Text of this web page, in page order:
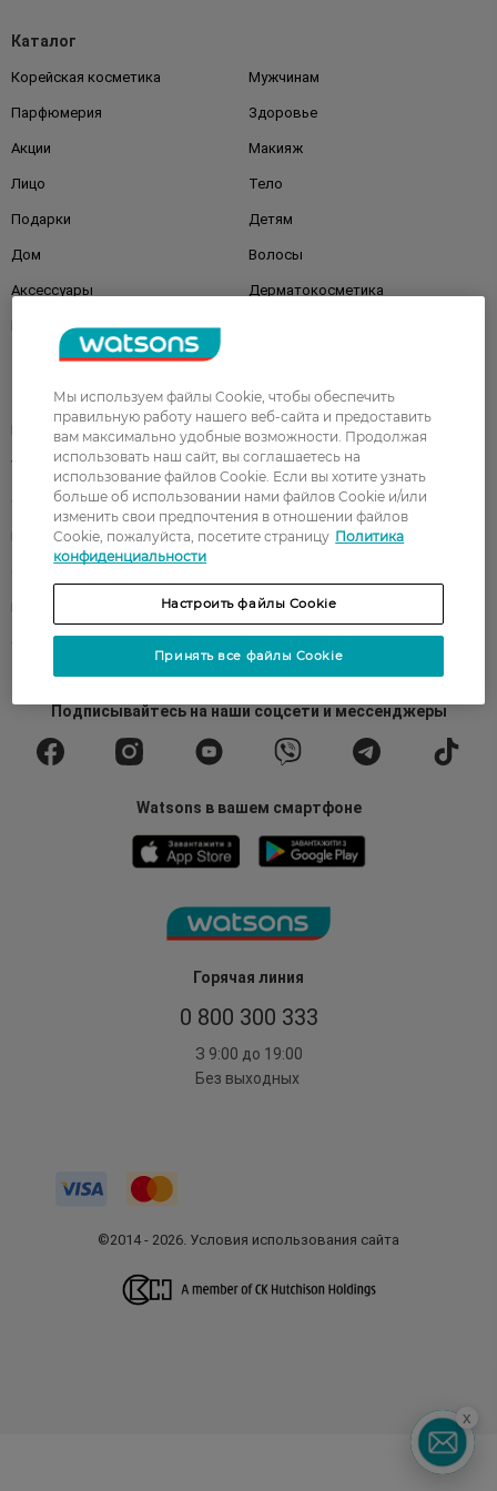
Горячая линия
0 800 300 333
З 9:00 до 19:00
Без выходных
Каталог
Корейская косметика Мужчинам
Парфюмерия Здоровье
Акции Макияж
Лицо Тело
Подарки Детям
Дом Волосы
Аксессуары Дерматокосметика
Клиентам
Правила и условия Магазины
Watsons Club Подарочные сертификаты
О Watsons Карьера в Watsons
Контакты Блог
Политика конфиденциальности Публичная оферта
СМИ о нас
Подписывайтесьна наши соцсети и мессенджеры
Watsons в вашем смартфоне
©2014 - 2026. Условия использования сайта
x
Мы используем файлы Cookie, чтобы обеспечить
правильную работу нашего веб-сайта и предоставить
вам максимально удобные возможности. Продолжая
использовать наш сайт, вы соглашаетесь на
использование файлов Cookie. Если вы хотите узнать
больше об использовании нами файлов Cookie и/или
изменить свои предпочтения в отношении файлов
Cookie, пожалуйста, посетите страницу Политика
конфиденциальности
Настроить файлы Cookie
Принять все файлы Cookie